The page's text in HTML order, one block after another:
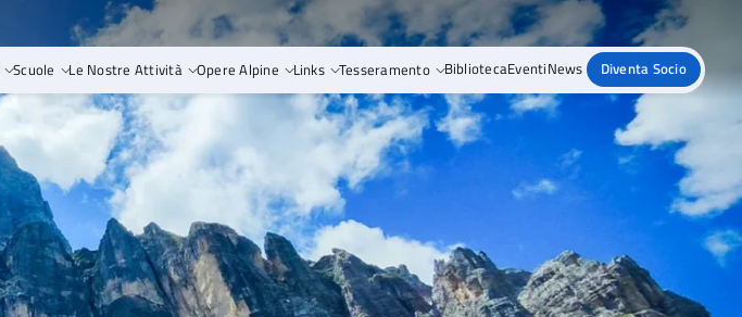
Scuole Le Nostre Attività Opere Alpine Links Tesseramento BibliotecaEventiNews Diventa Socio